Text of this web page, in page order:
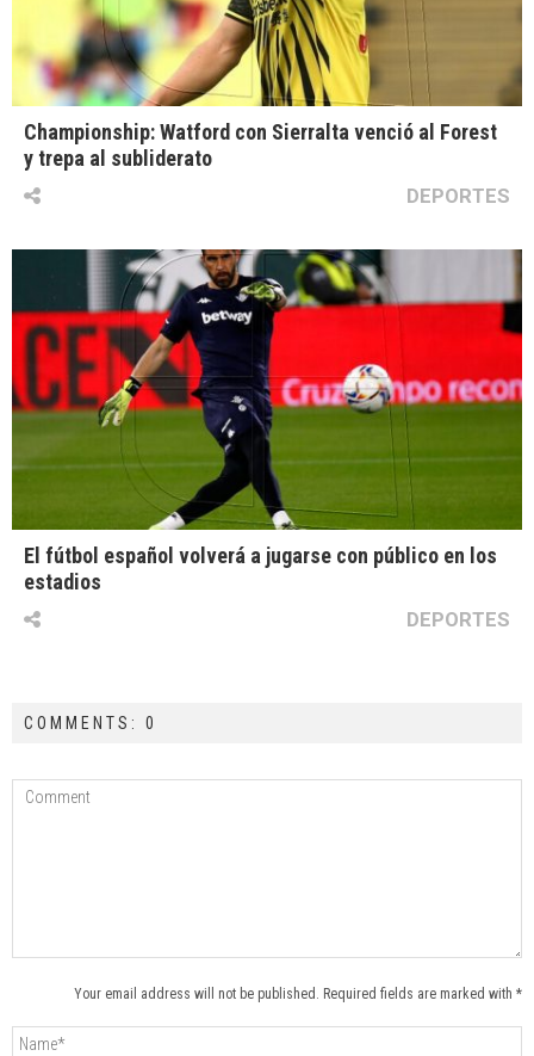
Championship: Watford con Sierralta venció al Forest
y trepa al subliderato
DEPORTES
El fútbol español volverá a jugarse con público en los
estadios
DEPORTES
COMMENTS: 0
Your email address will not be published. Required fields are marked with *